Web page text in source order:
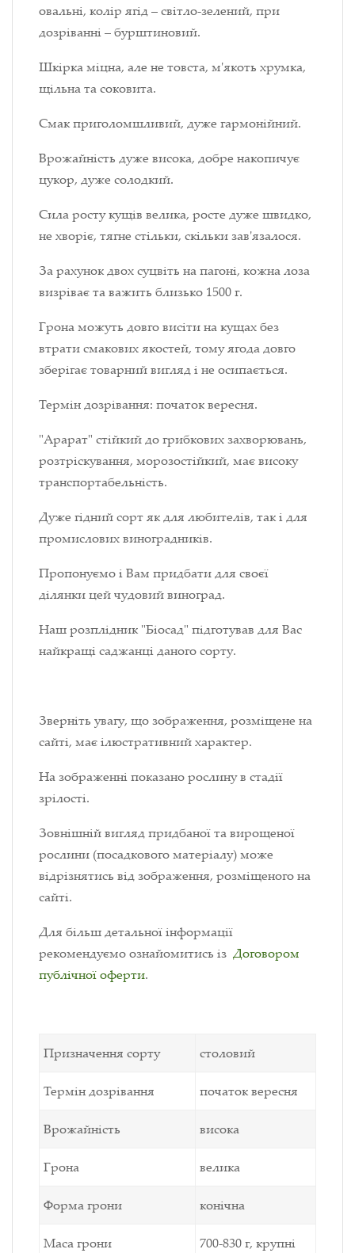
овальні, колір ягід – світло-зелений, при
дозріванні – бурштиновий.
Шкірка міцна, але не товста, м'якоть хрумка,
щільна та соковита.
Смак приголомшливий, дуже гармонійний.
Врожайність дуже висока, добре накопичує
цукор, дуже солодкий.
Сила росту кущів велика, росте дуже швидко,
не хворіє, тягне стільки, скільки зав'язалося.
За рахунок двох суцвіть на пагоні, кожна лоза
визріває та важить близько 1500 г.
Грона можуть довго висіти на кущах без
втрати смакових якостей, тому ягода довго
зберігає товарний вигляд і не осипається.
Термін дозрівання: початок вересня.
"Арарат" стійкий до грибкових захворювань,
розтріскування, морозостійкий, має високу
транспортабельність.
Дуже гідний сорт як для любителів, так і для
промислових виноградників.
Пропонуємо і Вам придбати для своєї
ділянки цей чудовий виноград.
Наш розплідник "Біосад" підготував для Вас
найкращі саджанці даного сорту.
Зверніть увагу, що зображення, розміщене на
сайті, має ілюстративний характер.
На зображенні показано рослину в стадії
зрілості.
Зовнішній вигляд придбаної та вирощеної
рослини (посадкового матеріалу) може
відрізнятись від зображення, розміщеного на
сайті.
Для більш детальної інформації
рекомендуємо ознайомитись із Договором
публічної оферти.
Призначення сорту столовий
Термін дозрівання початок вересня
Врожайність висока
Грона велика
Форма грони конічна
Маса грони
700-830 г, крупні